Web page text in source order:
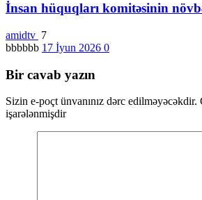
İnsan hüquqları komitəsinin
amidtv 7
bbbbbb 17 İyun 2026 0
Bir cavab yazın
Sizin e-poçt ünvanınız dərc edilməyəcəkdir.
işarələnmişdir